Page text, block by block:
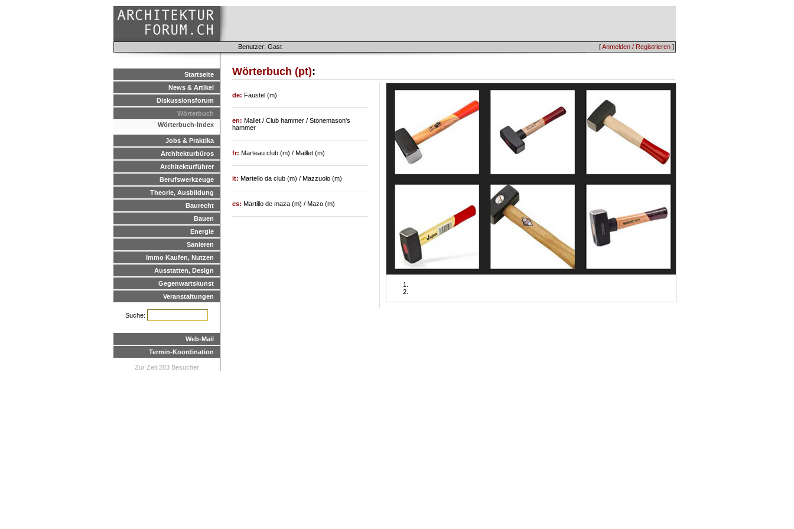
[Anmelden / Registrieren ]
Benutzer: Gast
Startseite
News & Artikel
Diskussionsforum
Wörterbuch
Wörterbuch-Index
Jobs & Praktika
Architekturbüros
Architekturführer
Berufswerkzeuge
Theorie, Ausbildung
Baurecht
Bauen
Energie
Sanieren
Immo Kaufen, Nutzen
Ausstatten, Design
Gegenwartskunst
Veranstaltungen
Suche:
Web-Mail
Termin-Koordination
Zur Zeit 283 Besucher
Wörterbuch (pt):
de: Fäustel (m)
en: Mallet / Club hammer / Stonemason's
hammer
fr: Marteau club (m) / Maillet (m)
it: Martello da club (m) / Mazzuolo (m)
es: Martillo de maza (m) / Mazo (m)